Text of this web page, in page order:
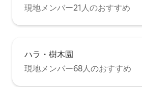
現地メンバー21人のおすすめ
ハラ・樹木園
現地メンバー68人のおすすめ